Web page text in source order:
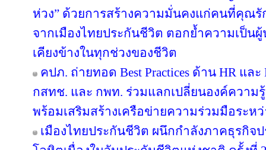
ห่วง” ด้วยการสร้างความมั่นคงแก่คนที่คุณรั
จากเมืองไทยประกันชีวิต ตอกย้ำความเป็น
เคียงข้างในทุกช่วงของชีวิต
คปภ. ถ่ายทอด Best Practices ด้าน HR แล
กสทช. และ กพท. ร่วมแลกเปลี่ยนองค์ความ
พร้อมเสริมสร้างเครือข่ายความร่วมมือระห
เมืองไทยประกันชีวิต ผนึกกำลังภาคธุรกิจ